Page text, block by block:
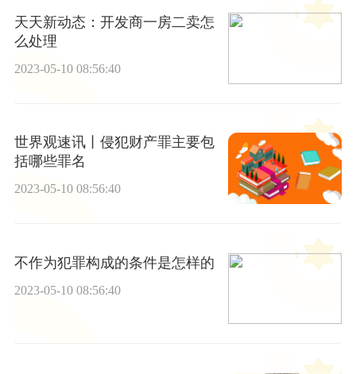
天天新动态：开发商一房二卖怎
么处理
2023-05-10 08:56:40
世界观速讯丨侵犯财产罪主要包
括哪些罪名
2023-05-10 08:56:40
不作为犯罪构成的条件是怎样的
2023-05-10 08:56:40